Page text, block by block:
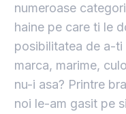
numeroase
haine pe care ti le
posibilitatea de a-
marca, marime,
nu-i asa? Printre
noi le-am gasit pe